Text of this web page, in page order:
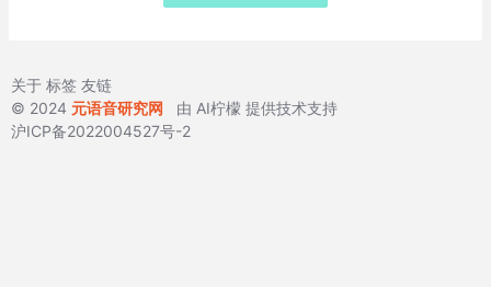
关于 标签 友链
© 2024 元语音研究网 由 AI柠檬 提供技术支持
沪ICP备2022004527号-2